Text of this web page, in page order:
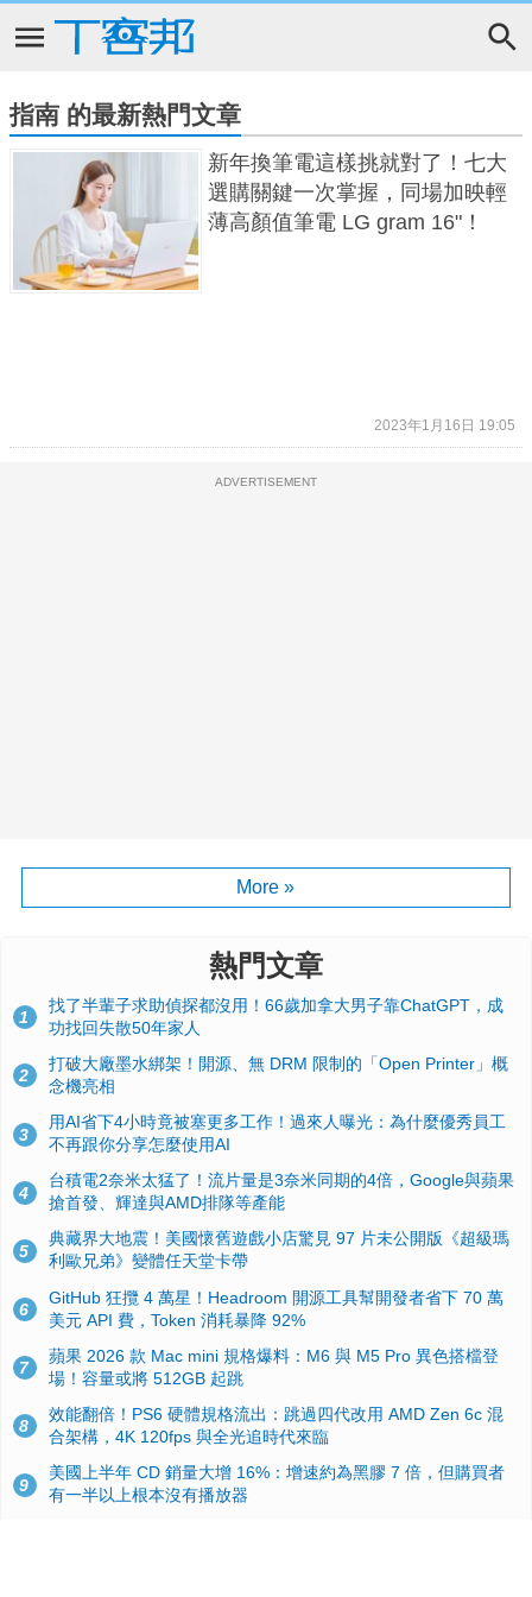
指南 的最新熱門文章
新年換筆電這樣挑就對了！七大
選購關鍵一次掌握，同場加映輕
薄高顏值筆電 LG gram 16"！
2023年1月16日 19:05
ADVERTISEMENT
More »
熱門文章
1
找了半輩子求助偵探都沒用！66歲加拿大男子靠ChatGPT，成
功找回失散50年家人
2
打破大廠墨水綁架！開源、無 DRM 限制的「Open Printer」概
念機亮相
3
用AI省下4小時竟被塞更多工作！過來人曝光：為什麼優秀員工
不再跟你分享怎麼使用AI
4
台積電2奈米太猛了！流片量是3奈米同期的4倍，Google與蘋果
搶首發、輝達與AMD排隊等產能
5
典藏界大地震！美國懷舊遊戲小店驚見 97 片未公開版《超級瑪
利歐兄弟》變體任天堂卡帶
6
GitHub 狂攬 4 萬星！Headroom 開源工具幫開發者省下 70 萬
美元 API 費，Token 消耗暴降 92%
7
蘋果 2026 款 Mac mini 規格爆料：M6 與 M5 Pro 異色搭檔登
場！容量或將 512GB 起跳
8
效能翻倍！PS6 硬體規格流出：跳過四代改用 AMD Zen 6c 混
合架構，4K 120fps 與全光追時代來臨
9
美國上半年 CD 銷量大增 16%：增速約為黑膠 7 倍，但購買者
有一半以上根本沒有播放器